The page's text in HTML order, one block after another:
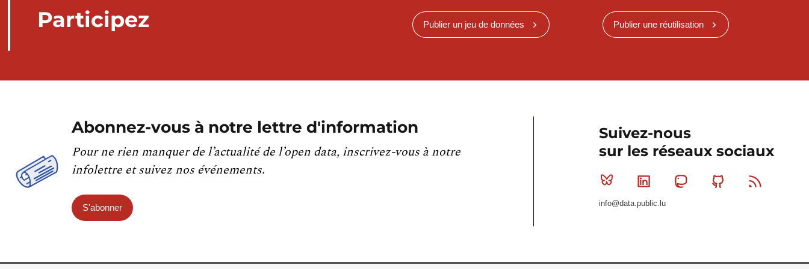
Participez Publier un jeu de données Publier une réutilisation
Abonnez-vous à notre lettre d'information
Pour ne rien manquer de l’actualité de l’open data, inscrivez-vous à notre
infolettre et suivez nos événements.
S'abonner
Suivez-nous
sur les réseaux sociaux
Bluesky Linkedin MastodonGithub
info@data.public.lu